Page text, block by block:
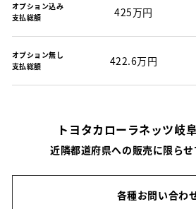
オプション込み
支払総額
425万円
オプション無し
支払総額
422.6万円
トヨタカローラネッツ岐
近隣都道府県への販売に限ら
各種お問い合わ